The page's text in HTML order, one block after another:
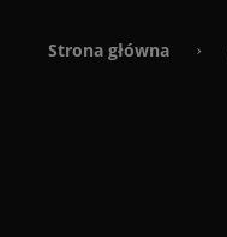
Strona główna ›